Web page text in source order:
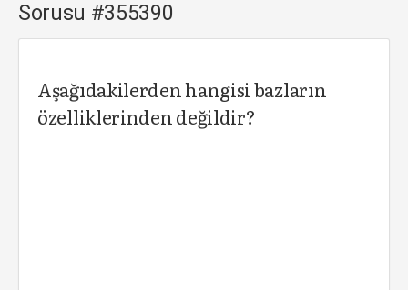
Sorusu #355390
Aşağıdakilerden hangisi bazların
özelliklerinden değildir?